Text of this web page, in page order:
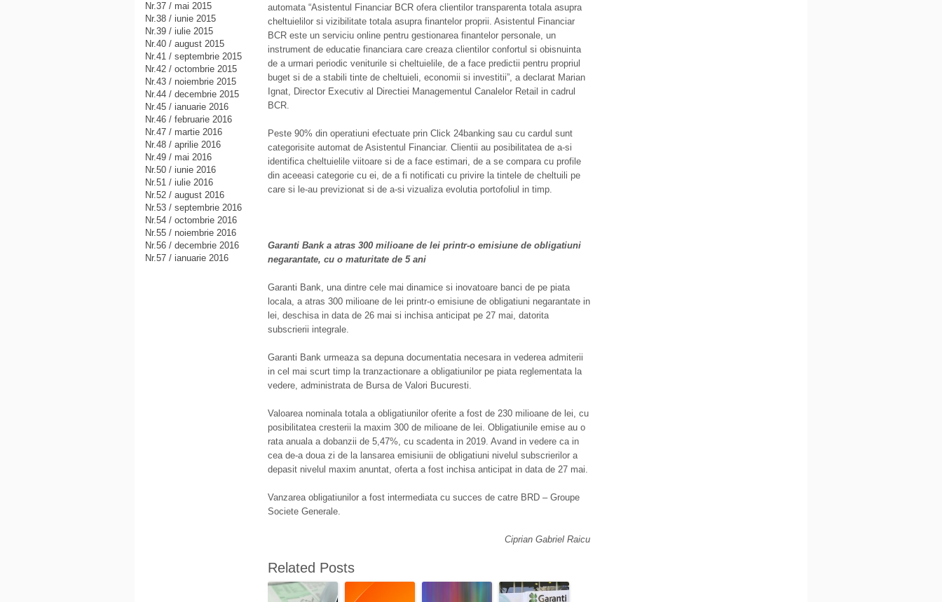
automata “Asistentul Financiar BCR ofera clientilor transparenta totala asupra
cheltuielilor si vizibilitate totala asupra finantelor proprii. Asistentul Financiar
BCR este un serviciu online pentru gestionarea finantelor personale, un
instrument de educatie financiara care creaza clientilor confortul si obisnuinta
de a urmari periodic veniturile si cheltuielile, de a face predictii pentru propriul
buget si de a stabili tinte de cheltuieli, economii si investitii”, a declarat Marian
Ignat, Director Executiv al Directiei Managementul Canalelor Retail in cadrul
BCR.
Peste 90% din operatiuni efectuate prin Click 24banking sau cu cardul sunt
categorisite automat de Asistentul Financiar. Clientii au posibilitatea de a-si
identifica cheltuielile viitoare si de a face estimari, de a se compara cu profile
din aceeasi categorie cu ei, de a fi notificati cu privire la tintele de cheltuili pe
care si le-au previzionat si de a-si vizualiza evolutia portofoliul in timp.
Garanti Bank a atras 300 milioane de lei printr-o emisiune de obligatiuni
negarantate, cu o maturitate de 5 ani
Garanti Bank, una dintre cele mai dinamice si inovatoare banci de pe piata
locala, a atras 300 milioane de lei printr-o emisiune de obligatiuni negarantate in
lei, deschisa in data de 26 mai si inchisa anticipat pe 27 mai, datorita
subscrierii integrale.
Garanti Bank urmeaza sa depuna documentatia necesara in vederea admiterii
in cel mai scurt timp la tranzactionare a obligatiunilor pe piata reglementata la
vedere, administrata de Bursa de Valori Bucuresti.
Valoarea nominala totala a obligatiunilor oferite a fost de 230 milioane de lei, cu
posibilitatea cresterii la maxim 300 de milioane de lei. Obligatiunile emise au o
rata anuala a dobanzii de 5,47%, cu scadenta in 2019. Avand in vedere ca in
cea de-a doua zi de la lansarea emisiunii de obligatiuni nivelul subscrierilor a
depasit nivelul maxim anuntat, oferta a fost inchisa anticipat in data de 27 mai.
Vanzarea obligatiunilor a fost intermediata cu succes de catre BRD – Groupe
Societe Generale.
Ciprian Gabriel Raicu
Related Posts
Nr.37 / mai 2015
Nr.38 / iunie 2015
Nr.39 / iulie 2015
Nr.40 / august 2015
Nr.41 / septembrie 2015
Nr.42 / octombrie 2015
Nr.43 / noiembrie 2015
Nr.44 / decembrie 2015
Nr.45 / ianuarie 2016
Nr.46 / februarie 2016
Nr.47 / martie 2016
Nr.48 / aprilie 2016
Nr.49 / mai 2016
Nr.50 / iunie 2016
Nr.51 / iulie 2016
Nr.52 / august 2016
Nr.53 / septembrie 2016
Nr.54 / octombrie 2016
Nr.55 / noiembrie 2016
Nr.56 / decembrie 2016
Nr.57 / ianuarie 2016